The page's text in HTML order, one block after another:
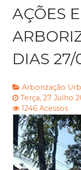
AÇÕES
DIAS 27/
Arborização
Terça, 27 Julho
1246 Acessos